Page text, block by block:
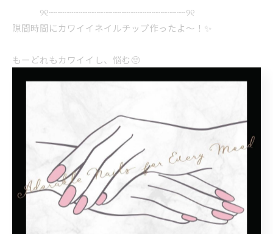
୨୧┈┈┈┈┈┈┈┈┈┈┈┈┈┈┈୨୧
隙間時間にカワイイネイルチップ作ったよ〜！✨
もーどれもカワイイし、悩む🥺
それと新しい棚届いたから少しサロンの雰囲気違うよ💭
みんな見にきてね🙄✨
#岡山市 #南区 #新保 #プライペートサロン #自宅サロン #ネイ
ルサロン #キラキラネイル #カワイイネイル #子連れok